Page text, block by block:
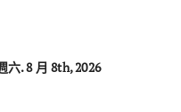
六. 8 月 8th, 2026